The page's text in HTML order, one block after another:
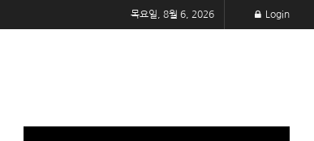
목요일, 8월 6, 2026 Login